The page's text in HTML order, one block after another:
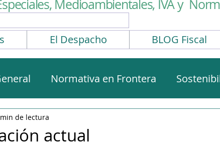
Medioambientales, IVA y
El Despacho BLOG Fiscal
Normativa en Frontera
aduanera
actual
de lectura